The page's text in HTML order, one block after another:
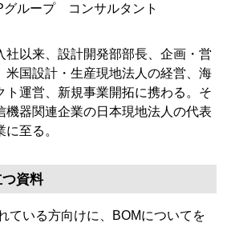
グループ コンサルタント
社以来、設計開発部部長、企画・営
米国設計・生産現地法人の経営、海
ト運営、新規事業開拓に携わる。そ
機器関連企業の日本現地法人の代表
至る。
資料
ている方向けに、BOMについてを